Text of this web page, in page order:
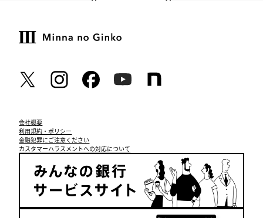
会社概要
利用規約・ポリシー
金融犯罪にご注意ください
カスタマーハラスメントへの対応について